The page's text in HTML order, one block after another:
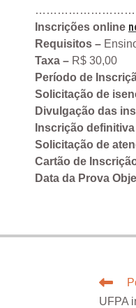
Inscrições online
Requisitos –
Taxa – R$ 30,00
Período de
Solicitação de
Divulgação das
Inscrição
Solicitação de
Cartão de
Data da Prova
UFPA